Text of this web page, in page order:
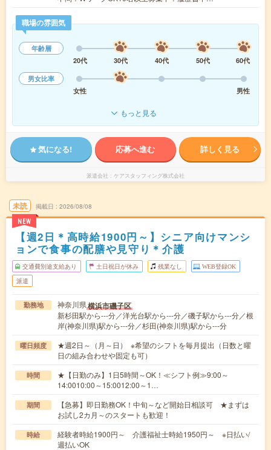
職場の雰囲気
年齢層
20代
30代 40代 50代
60代
男女比率
女性
男性
もっと見る
気になる! 応募へ進む 詳しく見る
派遣会社 ケアスタッフィング株式会社
未読
NEW
掲載日 2026/08/08
【週2日＊高時給1900円～】シニア向けマンシ
ョンで食事の配膳や見守り＊介護
交通費別途支給あり 土日祝日が休み 残業なし WEB登録OK
派遣
勤務地 神奈川県横浜市磯子区
新杉田駅から---分／洋光台駅から---分／磯子駅から---分／根
岸(神奈川県)駅から---分／杉田(神奈川県)駅から---分
曜日頻度
★週2日～（月～日） ※希望のシフトを毎月提出（日数と曜
日の組み合わせや固定も可）
時間
★【日勤のみ】1日5時間～OK！≪シフト例≫9:00～
14:0010:00～15:0012:00～1…
期間
【急募】即日勤務OK！中旬～など開始日相談可 ★まずは
お試し2カ月～のスタートも歓迎！
時給
経験者時給1900円～ 介護福祉士時給1950円～ ※日払い/
週払いOK